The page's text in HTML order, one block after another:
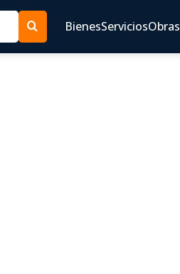
BienesServiciosObras